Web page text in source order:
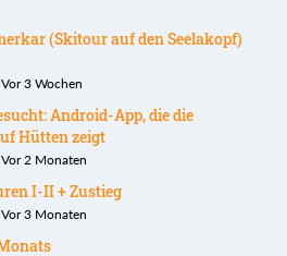
(Skitour auf den Seelakopf)
3 Wochen
Android-App, die die
Hütten zeigt
2 Monaten
I-II + Zustieg
3 Monaten